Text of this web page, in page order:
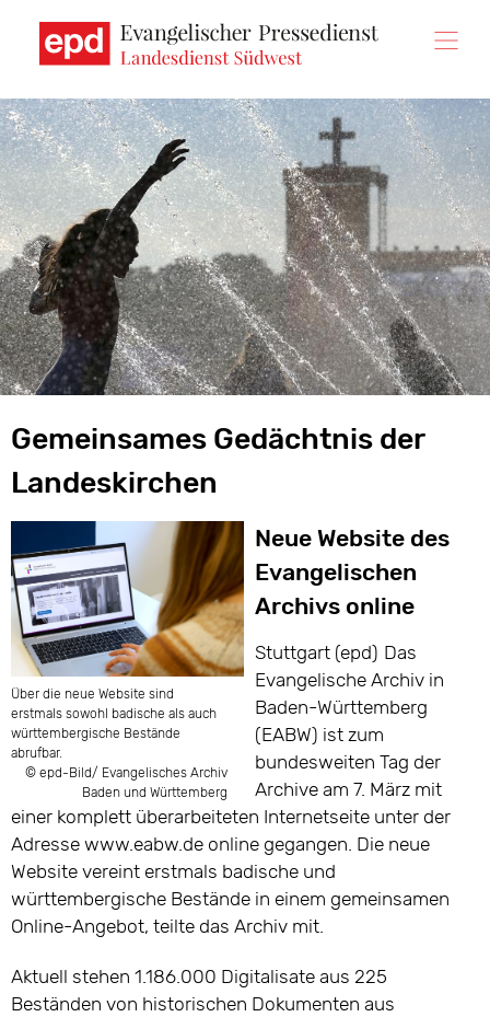
zum
Inhalt
Gemeinsames Gedächtnis der
Landeskirchen
Über die neue Website sind
erstmals sowohl badische als auch
württembergische Bestände
abrufbar.
© epd-Bild/ Evangelisches Archiv
Baden und Württemberg
Neue Website des
Evangelischen
Archivs online
Stuttgart (epd) Das
Evangelische Archiv in
Baden-Württemberg
(EABW) ist zum
bundesweiten Tag der
Archive am 7. März mit
einer komplett überarbeiteten Internetseite unter der
Adresse www.eabw.de online gegangen. Die neue
Website vereint erstmals badische und
württembergische Bestände in einem gemeinsamen
Online-Angebot, teilte das Archiv mit.
Aktuell stehen 1.186.000 Digitalisate aus 225
Beständen von historischen Dokumenten aus